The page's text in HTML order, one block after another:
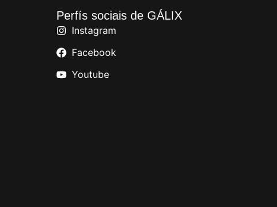
Perfís sociais de GÁLIX
Instagram
Facebook
Youtube